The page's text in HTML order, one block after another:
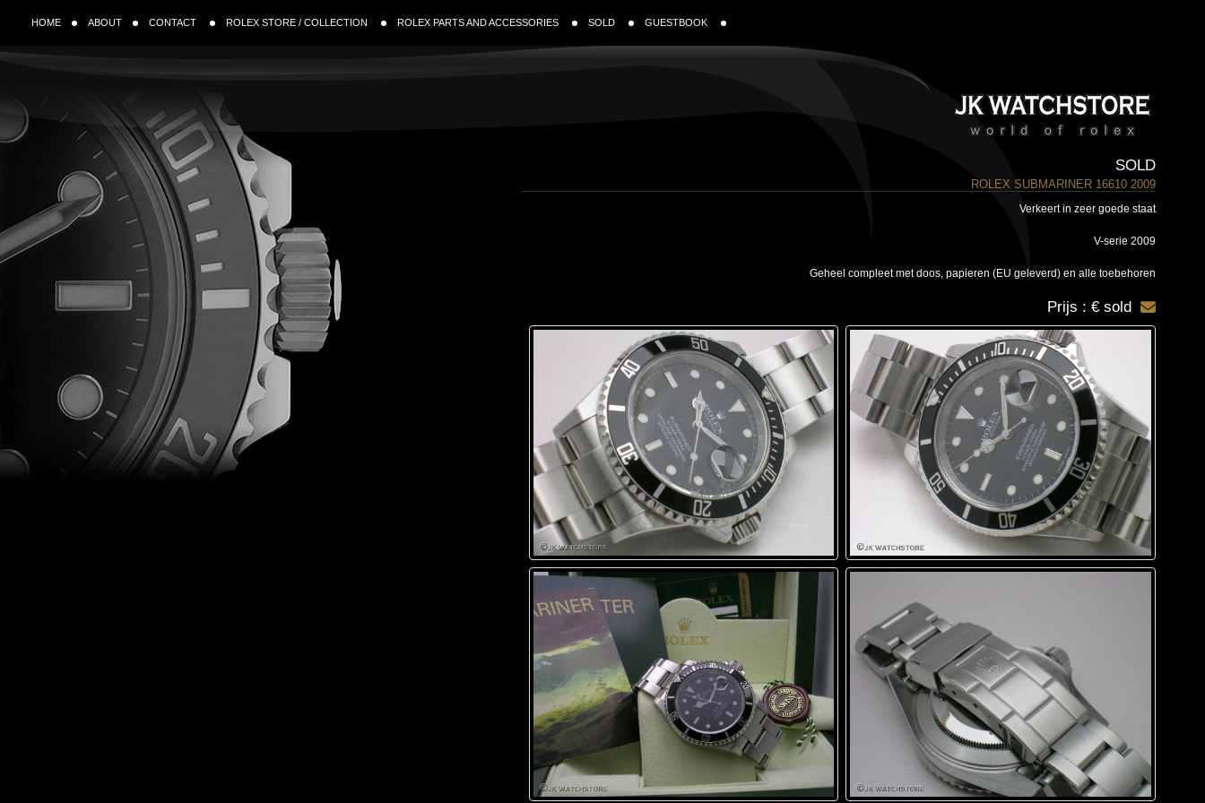
HOME ABOUT CONTACT ROLEX STORE / COLLECTION ROLEX PARTS AND ACCESSORIES SOLD GUESTBOOK
SOLD
ROLEX SUBMARINER 16610 2009
Verkeert in zeer goede staat
V-serie 2009
Geheel compleet met doos, papieren (EU geleverd) en alle toebehoren
Prijs : € sold